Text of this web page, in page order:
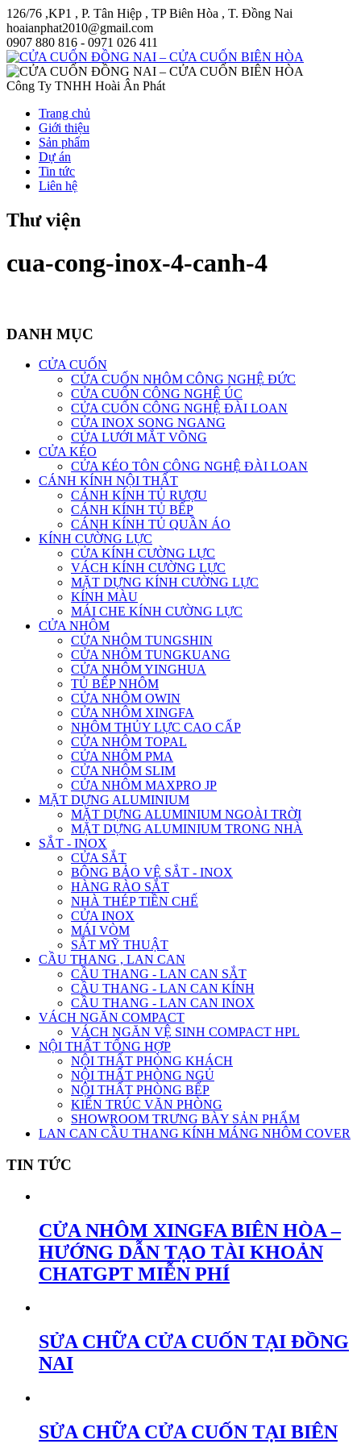
126/76 ,KP1 , P. Tân Hiệp , TP Biên Hòa , T. Đồng Nai
hoaianphat2010@gmail.com
0907 880 816 - 0971 026 411
Công Ty TNHH Hoài Ân Phát
Trang chủ
Giới thiệu
Sản phẩm
Dự án
Tin tức
Liên hệ
Thư viện
cua-cong-inox-4-canh-4
DANH MỤC
CỬA CUỐN
CỬA CUỐN NHÔM CÔNG NGHỆ ĐỨC
CỬA CUỐN CÔNG NGHỆ ÚC
CỬA CUỐN CÔNG NGHỆ ĐÀI LOAN
CỬA INOX SONG NGANG
CỬA LƯỚI MẮT VÕNG
CỬA KÉO
CỬA KÉO TÔN CÔNG NGHỆ ĐÀI LOAN
CÁNH KÍNH NỘI THẤT
CÁNH KÍNH TỦ RƯỢU
CÁNH KÍNH TỦ BẾP
CÁNH KÍNH TỦ QUẦN ÁO
KÍNH CƯỜNG LỰC
CỬA KÍNH CƯỜNG LỰC
VÁCH KÍNH CƯỜNG LỰC
MẶT DỰNG KÍNH CƯỜNG LỰC
KÍNH MÀU
MÁI CHE KÍNH CƯỜNG LỰC
CỬA NHÔM
CỬA NHÔM TUNGSHIN
CỬA NHÔM TUNGKUANG
CỬA NHÔM YINGHUA
TỦ BẾP NHÔM
CỬA NHÔM OWIN
CỬA NHÔM XINGFA
NHÔM THỦY LỰC CAO CẤP
CỬA NHÔM TOPAL
CỬA NHÔM PMA
CỬA NHÔM SLIM
CỬA NHÔM MAXPRO JP
MẶT DỰNG ALUMINIUM
MẶT DỰNG ALUMINIUM NGOÀI TRỜI
MẶT DỰNG ALUMINIUM TRONG NHÀ
SẮT - INOX
CỬA SẮT
BÔNG BẢO VỆ SẮT - INOX
HÀNG RÀO SẮT
NHÀ THÉP TIỀN CHẾ
CỬA INOX
MÁI VÒM
SẮT MỸ THUẬT
CẦU THANG , LAN CAN
CẦU THANG - LAN CAN SẮT
CẦU THANG - LAN CAN KÍNH
CẦU THANG - LAN CAN INOX
VÁCH NGĂN COMPACT
VÁCH NGĂN VỆ SINH COMPACT HPL
NỘI THẤT TỔNG HỢP
NỘI THẤT PHÒNG KHÁCH
NỘI THẤT PHÒNG NGỦ
NỘI THẤT PHÒNG BẾP
KIẾN TRÚC VĂN PHÒNG
SHOWROOM TRƯNG BÀY SẢN PHẨM
LAN CAN CẦU THANG KÍNH MÁNG NHÔM COVER
TIN TỨC
CỬA NHÔM XINGFA BIÊN HÒA –
HƯỚNG DẪN TẠO TÀI KHOẢN
CHATGPT MIỄN PHÍ
SỬA CHỮA CỬA CUỐN TẠI ĐỒNG
NAI
SỬA CHỮA CỬA CUỐN TẠI BIÊN